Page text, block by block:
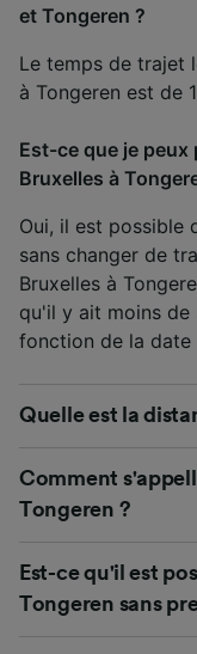
et Tongeren ?
Le temps de trajet
à Tongeren est de
Est-ce que je
Bruxelles à
Oui, il est possible
sans changer de
Bruxelles à
qu'il y ait moins de
fonction de la
Quelle est la
Comment
Tongeren ?
Est-ce qu'il est
Tongeren sans